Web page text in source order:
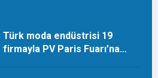
Türk moda endüstrisi 19
firmayla PV Paris Fuarı’na